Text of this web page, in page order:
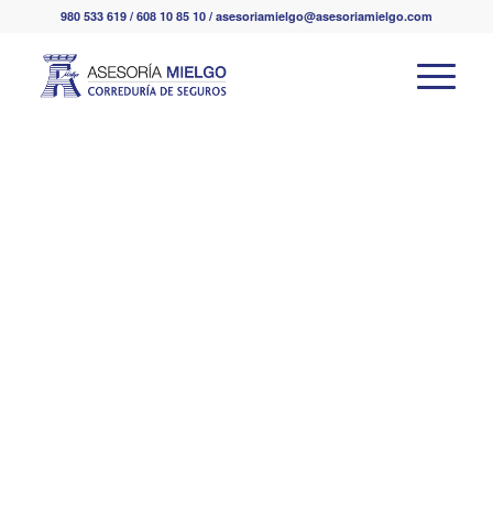
980 533 619 / 608 10 85 10 / asesoriamielgo@asesoriamielgo.com